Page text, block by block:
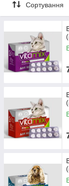
Сортування